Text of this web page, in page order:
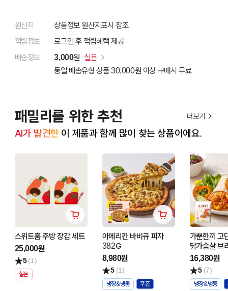
원산지
상품정보 원산지표시 참조
적립정보
로그인 후 적립혜택 제공
배송정보
3,000원 실온
동일 배송유형 상품 30,000원 이상 구매시 무료
패밀리를 위한 추천 더보기
AI가 발견한 이 제품과 함께 많이 찾는 상품이에요.
스위트홈 주방 장갑 세트
25,000원
5(1)
실온
아메리칸 바비큐 피자
382G
8,980원
5 (1)
냉장&냉동
가뿐한끼 고
닭가슴살 브
매콤불닭
16,380원
5 (7)
냉장&냉동